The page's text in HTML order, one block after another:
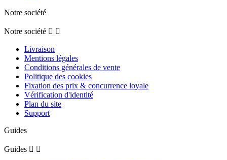
Notre société
Notre société  
Livraison
Mentions légales
Conditions générales de vente
Politique des cookies
Fixation des prix & concurrence loyale
Vérification d'identité
Plan du site
Support
Guides
Guides  